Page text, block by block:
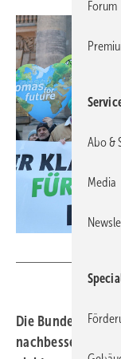
Die
nachbessern, weil
Forum
Abo &
Media